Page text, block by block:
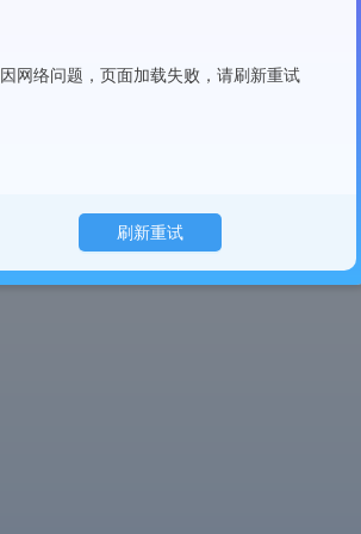
因网络问题，页面加载失败，请刷新重试
刷新重试